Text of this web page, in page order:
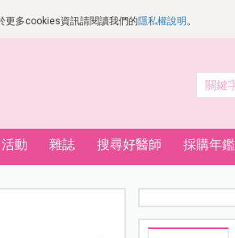
更多cookies資訊請閱讀我們的隱私權說明 。
活動 雜誌 搜尋好醫師 採購年鑑